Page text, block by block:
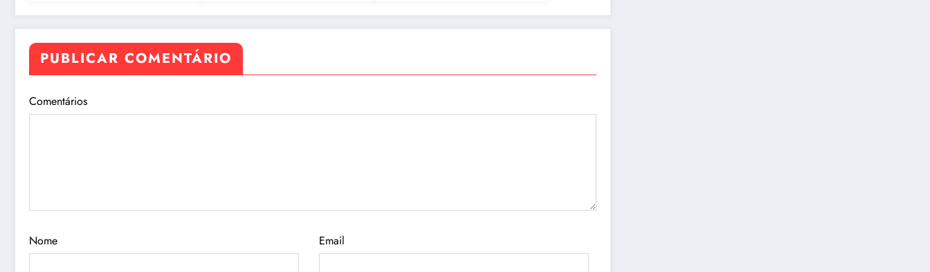
PUBLICAR COMENTÁRIO
Comentários
Nome Email